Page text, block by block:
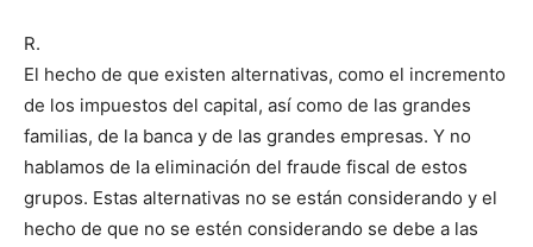
R.
El hecho de que existen alternativas, como el incremento
de los impuestos del capital, así como de las grandes
familias, de la banca y de las grandes empresas. Y no
hablamos de la eliminación del fraude fiscal de estos
grupos. Estas alternativas no se están considerando y el
hecho de que no se estén considerando se debe a las